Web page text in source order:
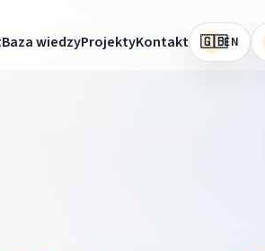
Baza wiedzyProjektyKontakt 🇬🇧EN